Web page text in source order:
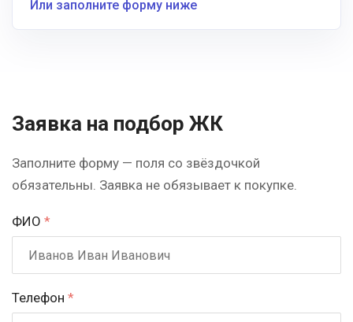
Или заполните форму ниже
Заявка на подбор ЖК
Заполните форму — поля со звёздочкой
обязательны. Заявка не обязывает к покупке.
ФИО *
Телефон *